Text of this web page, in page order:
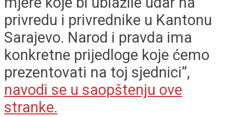
privredu i privrednike u Kantonu
Sarajevo. Narod i pravda ima
konkretne prijedloge koje ćemo
prezentovati na toj sjednici”,
navodi se u saopštenju ove
stranke.